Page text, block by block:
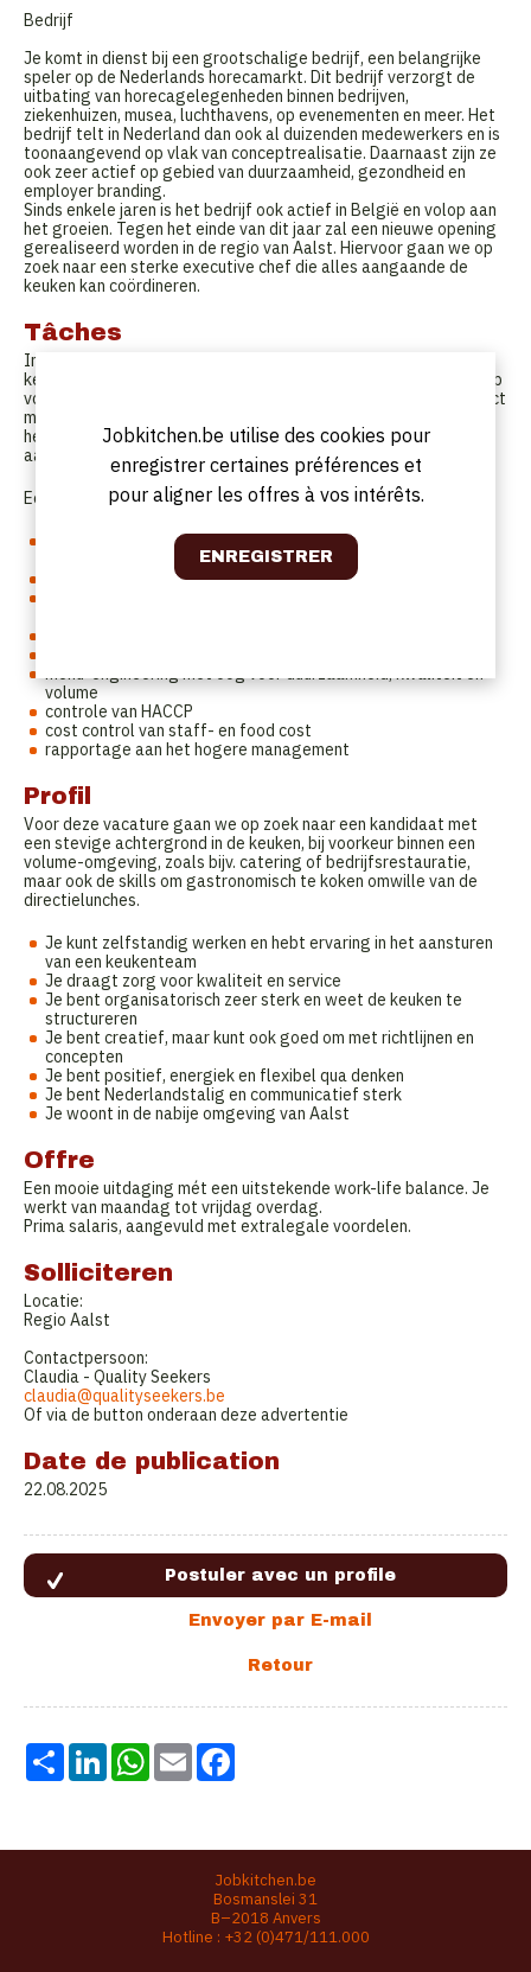
Bedrijf
Je komt in dienst bij een grootschalige bedrijf, een belangrijke
speler op de Nederlands horecamarkt. Dit bedrijf verzorgt de
uitbating van horecagelegenheden binnen bedrijven,
ziekenhuizen, musea, luchthavens, op evenementen en meer. Het
bedrijf telt in Nederland dan ook al duizenden medewerkers en is
toonaangevend op vlak van conceptrealisatie. Daarnaast zijn ze
ook zeer actief op gebied van duurzaamheid, gezondheid en
employer branding.
Sinds enkele jaren is het bedrijf ook actief in België en volop aan
het groeien. Tegen het einde van dit jaar zal een nieuwe opening
gerealiseerd worden in de regio van Aalst. Hiervoor gaan we op
zoek naar een sterke executive chef die alles aangaande de
keuken kan coördineren.
Tâches
In deze functie realiseer je in eerste plaats de opstart van alle
keukenactiviteiten in het bedrijf. Je maakt menu's en recepten op
volgens het concept, schrijft technische fiches uit en legt contact
met de leveranciers. Je ondersteunt aanwerving en training van
het keukenteam en overziet alle voorbereidingen voorafgaand
aan de opstart.
Eens de locatie open is sta je in voor:
de coördinatie van de keukenwerkzaamheden voor het
bedrijfsrestaurant (450 cvts. per dag)
verzorgen van lunches voor directie en interne events
menu-engineering met oog voor duurzaamheid, kwaliteit en
volume
controle van HACCP
cost control van staff- en food cost
rapportage aan het hogere management
Profil
Voor deze vacature gaan we op zoek naar een kandidaat met
een stevige achtergrond in de keuken, bij voorkeur binnen een
volume-omgeving, zoals bijv. catering of bedrijfsrestauratie,
maar ook de skills om gastronomisch te koken omwille van de
directielunches.
Je kunt zelfstandig werken en hebt ervaring in het aansturen
van een keukenteam
Je draagt zorg voor kwaliteit en service
Je bent organisatorisch zeer sterk en weet de keuken te
structureren
Je bent creatief, maar kunt ook goed om met richtlijnen en
concepten
Je bent positief, energiek en flexibel qua denken
Je bent Nederlandstalig en communicatief sterk
Je woont in de nabije omgeving van Aalst
Offre
Een mooie uitdaging mét een uitstekende work-life balance. Je
werkt van maandag tot vrijdag overdag.
Prima salaris, aangevuld met extralegale voordelen.
Solliciteren
Locatie:
Regio Aalst
Contactpersoon:
Claudia - Quality Seekers
claudia@qualityseekers.be
Of via de button onderaan deze advertentie
Date de publication
22.08.2025
Share LinkedInWhatsApp
Email
Jobkitchen.be
Bosmanslei 31
B–2018 Anvers
Hotline : +32 (0)471/111.000
Jobkitchen.be utilise des cookies pour
enregistrer certaines préférences et
pour aligner les offres à vos intérêts.